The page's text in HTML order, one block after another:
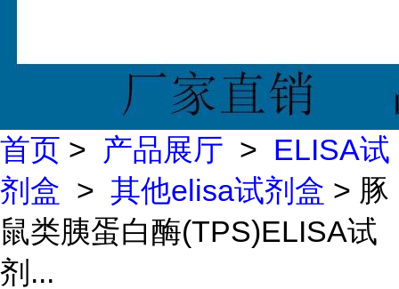
首页 > 产品展厅 > ELISA试
剂盒 > 其他elisa试剂盒 > 豚
鼠类胰蛋白酶(TPS)ELISA试
剂...